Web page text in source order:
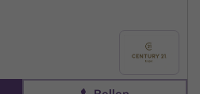
€500/maand gedurende de
±€100/maand (inclusief water,